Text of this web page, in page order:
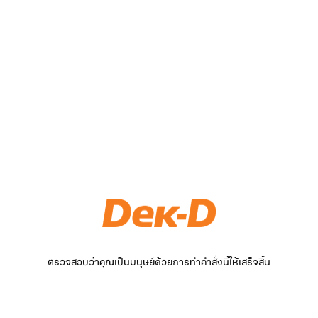
ตรวจสอบว่าคุณเป็นมนุษย์ด้วยการทำคำสั่งนี้ให้เสร็จสิ้น